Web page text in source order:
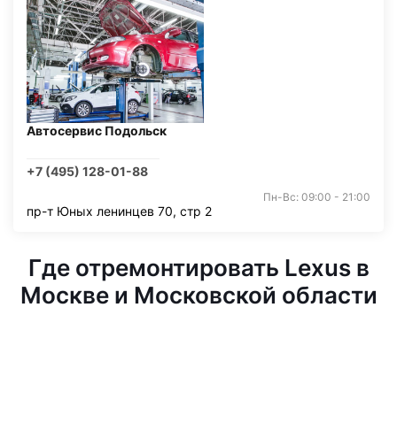
Автосервис Подольск
+7 (495) 128-01-88
Пн-Вс: 09:00 - 21:00
пр-т Юных ленинцев 70, стр 2
Где отремонтировать Lexus в
Москве и Московской области